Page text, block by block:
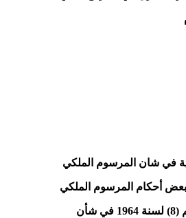
في شان المرسوم الملكي
بعض أحكام المرسوم الملكي
شأن